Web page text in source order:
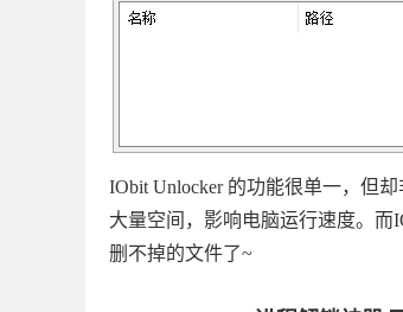
IObit Unlocker 的功能很单一，但
大量空间，影响电脑运行速度。而
删不掉的文件了~